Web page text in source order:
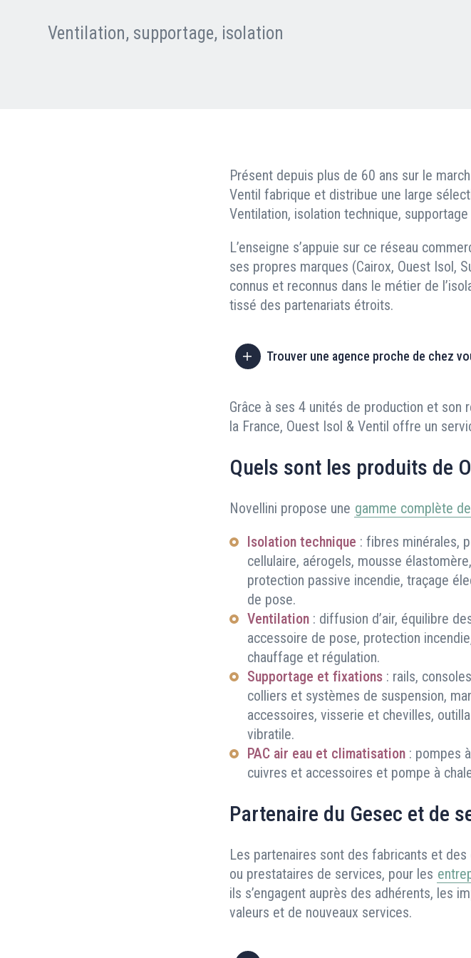
FAQ
Ventilation, supportage, isolation
Présent depuis plus de 60 ans sur le
Ventil fabrique et distribue une large
Ventilation, isolation technique,
L’enseigne s’appuie sur ce réseau
ses propres marques (Cairox, Ouest Isol,
connus et reconnus dans le métier de
tissé des partenariats étroits.
Trouver une agence proche de chez
Grâce à ses 4 unités de production et
la France, Ouest Isol & Ventil offre un
Quels sont les produits de
Novellini propose une gamme complète
Isolation technique : fibres minérales,
cellulaire, aérogels, mousse
protection passive incendie, traçage
de pose.
Ventilation : diffusion d’air, équilibre
accessoire de pose, protection
chauffage et régulation.
Supportage et fixations : rails,
colliers et systèmes de suspension,
accessoires, visserie et chevilles,
vibratile.
PAC air eau et climatisation : pompes
cuivres et accessoires et pompe à
Partenaire du Gesec et de
Les partenaires sont des fabricants et
ou prestataires de services, pour les
ils s’engagent auprès des adhérents, les
valeurs et de nouveaux services.